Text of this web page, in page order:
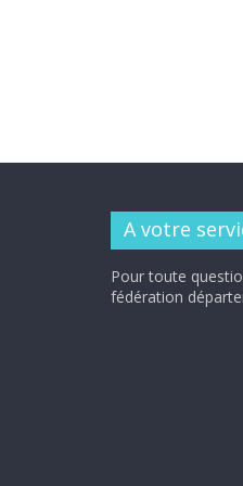
A votre
Pour toute
fédération